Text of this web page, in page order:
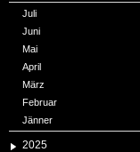
Juli
Juni
Mai
April
März
Februar
Jänner
2025